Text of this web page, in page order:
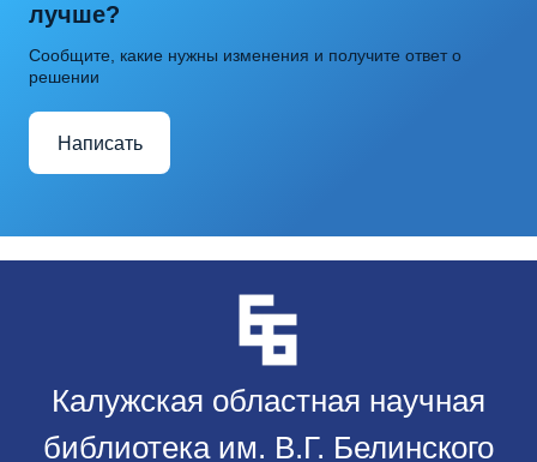
лучше?
Сообщите, какие нужны изменения и получите ответ о
решении
Написать
Калужская областная научная
библиотека им. В.Г. Белинского